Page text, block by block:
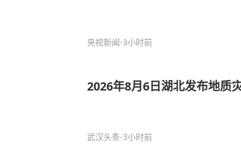
央视新闻-3小时前
2026年8月6日湖北发布地质
武汉头条-3小时前